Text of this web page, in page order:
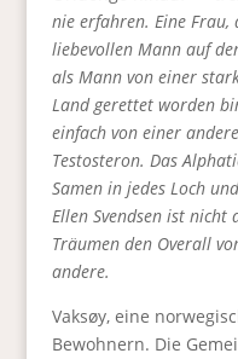
nie erfahren. Eine
liebevollen Mann auf
als Mann von einer
Land gerettet worden
einfach von einer
Testosteron. Das
Samen in jedes Loch
Ellen Svendsen ist nicht
Träumen den Overall
andere.
Vaksøy, eine
Bewohnern. Die